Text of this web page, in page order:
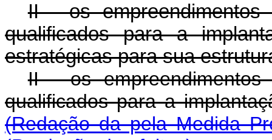
II - os empreendimentos
qualificados para a
estratégicas para sua
II - os empreendimentos
qualificados para a
(Redação da pela Medida